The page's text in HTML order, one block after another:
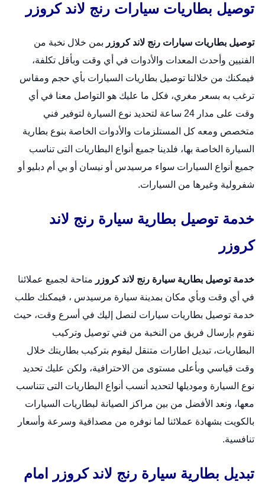
توصيل بطاريات سيارات رنج لاند كروزر
توصيل بطاريات سيارات رنج لاند كروزر بمن خلال نخبة من
الفنيين وأحدث المعدات والأدوات في أي وقت وبأقل تكلفة،
فيمكنك من خلالنا توصيل بطاريات السيارات بأي حجم ومقاس
ترغب به بسعر مغري، فكل ما عليك هو التواصل معنا في أي
وقت على مدار 24 ساعة لتحديد نوع السيارة لتوفير فني
متخصص ومعه كل المستلزمات والأدوات الخاصة بنوع بطارية
السيارة الخاصة بها، فلدينا جميع أنواع البطاريات التى تناسب
جميع أنواع السيارات سواء مرسيدس أو نيسان أو بي أم دبليو أو
شفرولية وغيرها من السيارات.
خدمة توصيل بطارية سيارة رنج لاند
كروزر
خدمة توصيل بطارية سيارة رنج لاند كروزر متاحة لجميع عملائنا
في أي وقت وبأي مكان بمدينة سيارة مرسيدس ، فيمكنك طلب
خدمة توصيل بطاريات سيارات لنصل إليك في أسرع وقت، حيث
نقوم بإرسال فريق من النخبة من فني توصيل وتركيب
البطاريات، تبديل اطارات متنقل ليقوم بتركيب بطاريتك خلال
وقت قياسي وبأعلى مستوى من الاحترافية، ولكن عليك تحديد
نوع السيارة وموديلها لتحديد أنسب أنواع البطاريات التى تتناسب
معها، ونعد الأفضل من بين مراكز الصيانة لبطاريات السيارات
بالكويت بشهادة عملائنا لما نوفره من مصداقية وسرعة وأسعار
تنافسية.
تبديل بطارية سيارة رنج لاند كروزر امام